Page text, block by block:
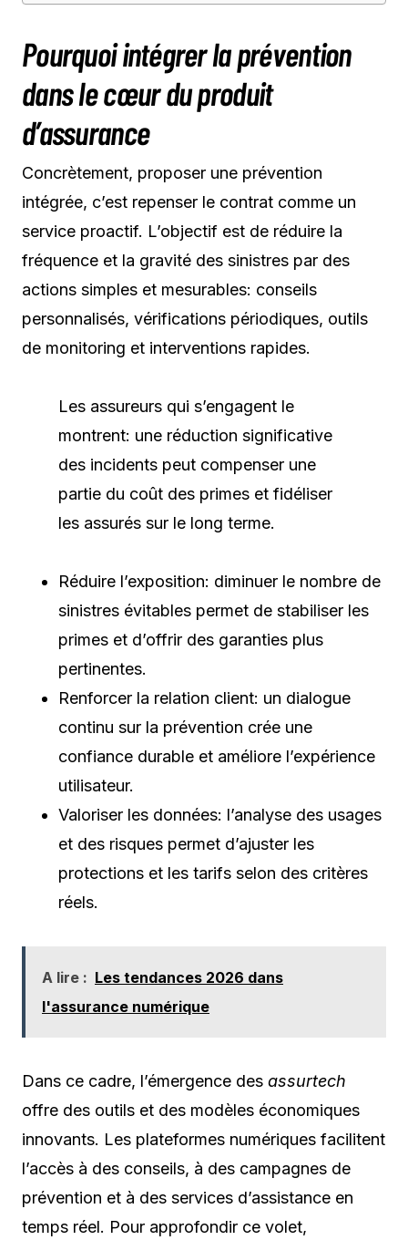
Pourquoi intégrer la prévention
dans le cœur du produit
d’assurance
Concrètement, proposer une prévention
intégrée, c’est repenser le contrat comme un
service proactif. L’objectif est de réduire la
fréquence et la gravité des sinistres par des
actions simples et mesurables: conseils
personnalisés, vérifications périodiques, outils
de monitoring et interventions rapides.
Les assureurs qui s’engagent le
montrent: une réduction significative
des incidents peut compenser une
partie du coût des primes et fidéliser
les assurés sur le long terme.
Réduire l’exposition: diminuer le nombre de
sinistres évitables permet de stabiliser les
primes et d’offrir des garanties plus
pertinentes.
Renforcer la relation client: un dialogue
continu sur la prévention crée une
confiance durable et améliore l’expérience
utilisateur.
Valoriser les données: l’analyse des usages
et des risques permet d’ajuster les
protections et les tarifs selon des critères
réels.
A lire : Les tendances 2026 dans
l'assurance numérique
Dans ce cadre, l’émergence des assurtech
offre des outils et des modèles économiques
innovants. Les plateformes numériques facilitent
l’accès à des conseils, à des campagnes de
prévention et à des services d’assistance en
temps réel. Pour approfondir ce volet,